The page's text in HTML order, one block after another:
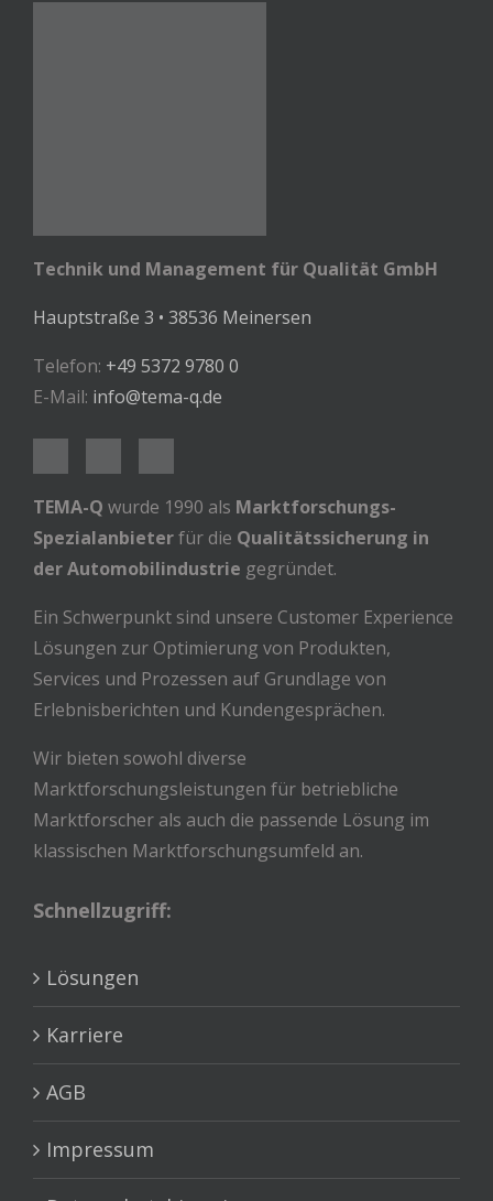
Technik und Management für Qualität GmbH
Hauptstraße 3 • 38536 Meinersen
Telefon: +49 5372 9780 0
E-Mail: info@tema-q.de
TEMA-Q wurde 1990 als Marktforschungs-
Spezialanbieterfür die Qualitätssicherung in
der Automobilindustrie gegründet.
Ein Schwerpunkt sind unsere Customer Experience
Lösungen zur Optimierung von Produkten,
Services und Prozessen auf Grundlage von
Erlebnisberichten und Kundengesprächen.
Wir bieten sowohl diverse
Marktforschungsleistungen für betriebliche
Marktforscher als auch die passende Lösung im
klassischen Marktforschungsumfeld an.
Schnellzugriff:
Lösungen
Karriere
AGB
Impressum